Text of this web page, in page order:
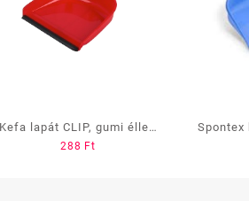
Kefa lapát CLIP, gumi éllel,
pattintható
288 Ft
Spontex